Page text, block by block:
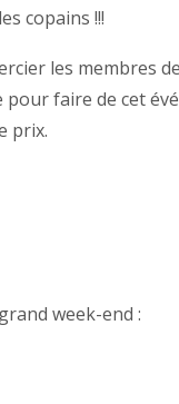
copains !!!
les membres
faire de cet
prix.
week-end :